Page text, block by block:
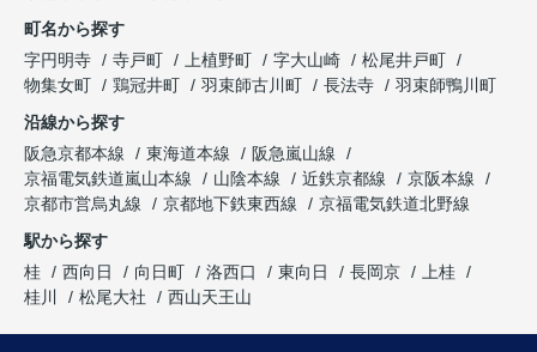
町名から探す
字円明寺
寺戸町 上植野町 字大山崎
松尾井戸町
物集女町
鶏冠井町 羽束師古川町 長法寺
羽束師鴨川町
沿線から探す
阪急京都本線
東海道本線
阪急嵐山線
京福電気鉄道嵐山本線
山陰本線 近鉄京都線
京阪本線
京都市営烏丸線
京都地下鉄東西線
京福電気鉄道北野線
駅から探す
桂
西向日 向日町 洛西口 東向日 長岡京
上桂
桂川
松尾大社 西山天王山